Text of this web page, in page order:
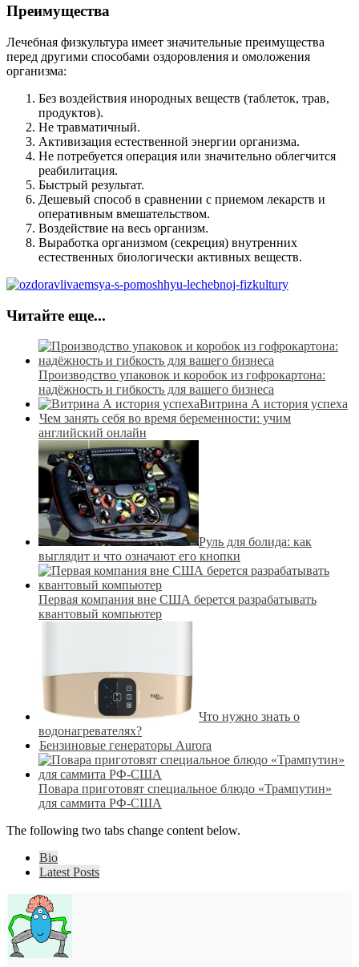
Преимущества
Лечебная физкультура имеет значительные преимущества
перед другими способами оздоровления и омоложения
организма:
Без воздействия инородных веществ (таблеток, трав,
продуктов).
Не травматичный.
Активизация естественной энергии организма.
Не потребуется операция или значительно облегчится
реабилитация.
Быстрый результат.
Дешевый способ в сравнении с приемом лекарств и
оперативным вмешательством.
Воздействие на весь организм.
Выработка организмом (секреция) внутренних
естественных биологически активных веществ.
Читайте еще...
Производство упаковок и коробок из гофрокартона:
надёжность и гибкость для вашего бизнеса
Витрина А история успеха
Чем занять себя во время беременности: учим
английский онлайн
Руль для болида: как
выглядит и что означают его кнопки
Первая компания вне США берется разрабатывать
квантовый компьютер
Что нужно знать о
водонагревателях?
Бензиновые генераторы Aurora
Повара приготовят специальное блюдо «Трампутин»
для саммита РФ-США
The following two tabs change content below.
Bio
Latest Posts